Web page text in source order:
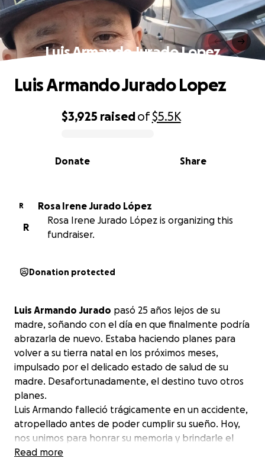
Luis Armando Jurado Lopez
0% complete
$3,925 raisedof$5.5K
Share
Donate
Luis Armando Jurado Lopez
R
Rosa Irene Jurado López
R
Rosa Irene Jurado López is organizing this
fundraiser.
Donation protected
Luis Armando Jurado pasó 25 años lejos de su
madre, soñando con el día en que finalmente podría
abrazarla de nuevo. Estaba haciendo planes para
volver a su tierra natal en los próximos meses,
impulsado por el delicado estado de salud de su
madre. Desafortunadamente, el destino tuvo otros
planes.
Luis Armando falleció trágicamente en un accidente,
atropellado antes de poder cumplir su sueño. Hoy,
nos unimos para honrar su memoria y brindarle el
último viaje de regreso a casa. Queremos darle la
Read more